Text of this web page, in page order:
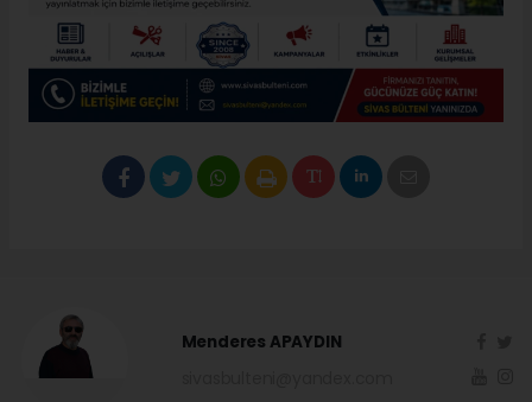
Menderes APAYDIN